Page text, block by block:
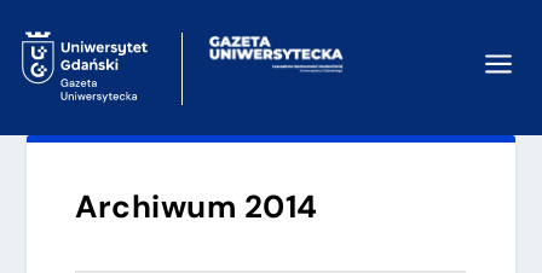
a
Archiwum 2014